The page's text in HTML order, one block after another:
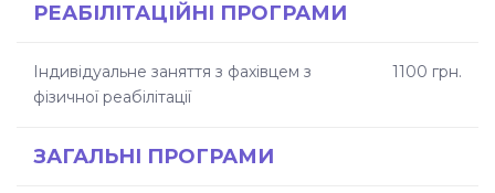
РЕАБІЛІТАЦІЙНІ ПРОГРАМИ
Індивідуальне заняття з фахівцем з
фізичної реабілітації
1100 грн.
ЗАГАЛЬНІ ПРОГРАМИ